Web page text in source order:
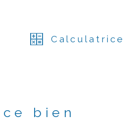
Calculatrice
ce bien